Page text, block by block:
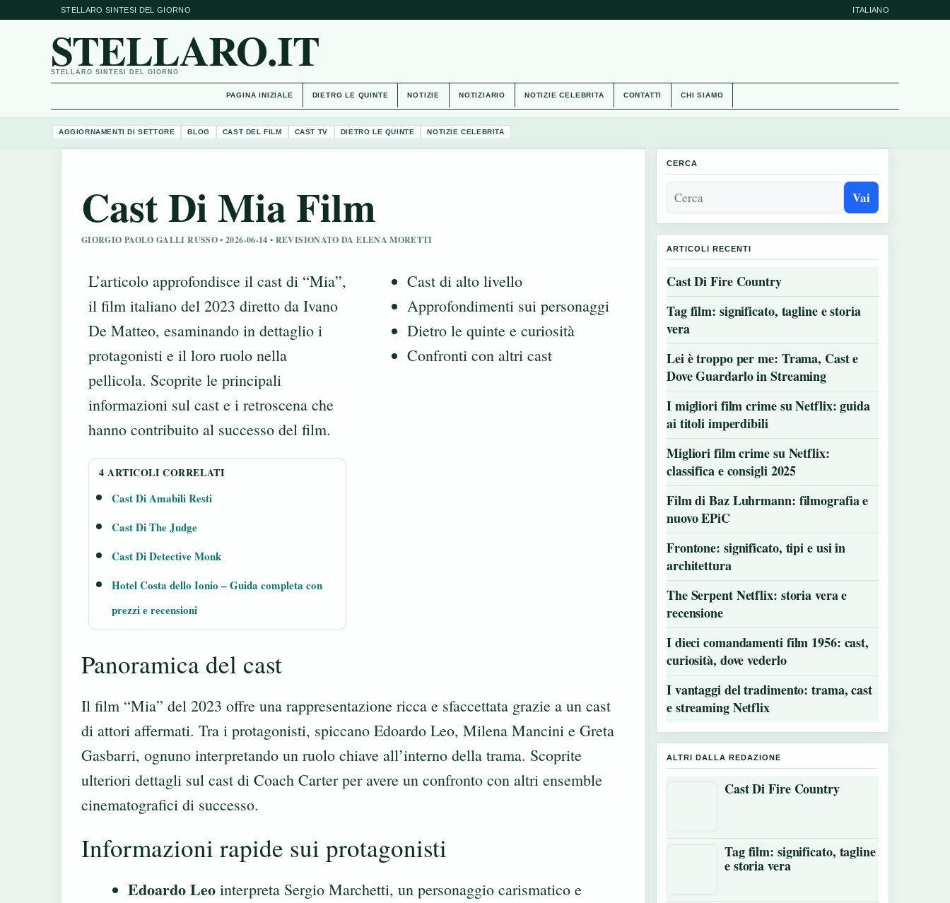
STELLARO SINTESI DEL GIORNO ITALIANO
STELLARO.IT
STELLARO SINTESI DEL GIORNO
PAGINA INIZIALE DIETRO LE QUINTE NOTIZIE NOTIZIARIO NOTIZIE CELEBRITA CONTATTI CHI SIAMO
AGGIORNAMENTI DI SETTORE BLOG CAST DEL FILM CAST TV DIETRO LE QUINTE NOTIZIE CELEBRITA
Cast Di Mia Film
GIORGIO PAOLO GALLI RUSSO • 2026-06-14 • REVISIONATO DA ELENA MORETTI
L’articolo approfondisce il cast di “Mia”,
il film italiano del 2023 diretto da Ivano
De Matteo, esaminando in dettaglio i
protagonisti e il loro ruolo nella
pellicola. Scoprite le principali
informazioni sul cast e i retroscena che
hanno contribuito al successo del film.
4 ARTICOLI CORRELATI
Cast Di Amabili Resti
Cast Di The Judge
Cast Di Detective Monk
Hotel Costa dello Ionio – Guida completa con
prezzi e recensioni
Cast di alto livello
Approfondimenti sui personaggi
Dietro le quinte e curiosità
Confronti con altri cast
Panoramica del cast
Il film “Mia” del 2023 offre una rappresentazione ricca e sfaccettata grazie a un cast
di attori affermati. Tra i protagonisti, spiccano Edoardo Leo, Milena Mancini e Greta
Gasbarri, ognuno interpretando un ruolo chiave all’interno della trama. Scoprite
ulteriori dettagli sul cast di Coach Carterper avere un confronto con altri ensemble
cinematografici di successo.
Informazioni rapide sui protagonisti
Edoardo Leo interpreta Sergio Marchetti, un personaggio carismatico e
CERCA
Vai
ARTICOLI RECENTI
Cast Di Fire Country
Tag film: significato, tagline e storia
vera
Lei è troppo per me: Trama, Cast e
Dove Guardarlo in Streaming
I migliori film crime su Netflix: guida
ai titoli imperdibili
Migliori film crime su Netflix:
classifica e consigli 2025
Film di Baz Luhrmann: filmografia e
nuovo EPiC
Frontone: significato, tipi e usi in
architettura
The Serpent Netflix: storia vera e
recensione
I dieci comandamenti film 1956: cast,
curiosità, dove vederlo
I vantaggi del tradimento: trama, cast
e streaming Netflix
ALTRI DALLA REDAZIONE
Cast Di Fire Country
Tag film: significato, tagline
e storia vera